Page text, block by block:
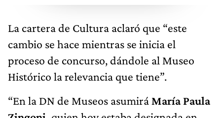
La cartera de Cultura aclaró que “este
cambio se hace mientras se inicia el
proceso de concurso, dándole al Museo
Histórico la relevancia que tiene”.
“En la DN de Museos asumiráMaría Paula